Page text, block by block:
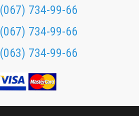
(067) 734-99-66
(067) 734-99-66
(063) 734-99-66